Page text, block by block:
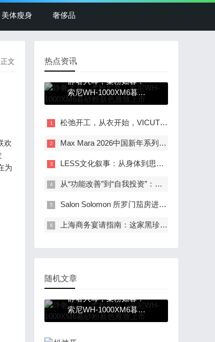
美体瘦身 奢侈品
文
欢
为
热点资讯
静奢入耳，柔粉如暮：
索尼WH-1000XM6暮砂
粉新色雅致上市
松弛开工，从衣开始，VICUTU陪你游刃有余去“旅型”
Max Mara 2026中国新年系列｜群星焕新红韵，点亮马年新意
LESS文化叙事：从身体到思想，从阅读到戏剧
从“功能改善”到“自我投资”：天津联合丽格解读男性医美消费观的理性升级
Salon Solomon 所罗门茄房进驻澳门美高梅, 打造雪茄与艺术生活方式新地标
上海商务宴请指南：这家黑珍珠素食餐厅如何兼得美味与格调？.
随机文章
静奢入耳，柔粉如暮：
索尼WH-1000XM6暮砂
粉新色雅致上市